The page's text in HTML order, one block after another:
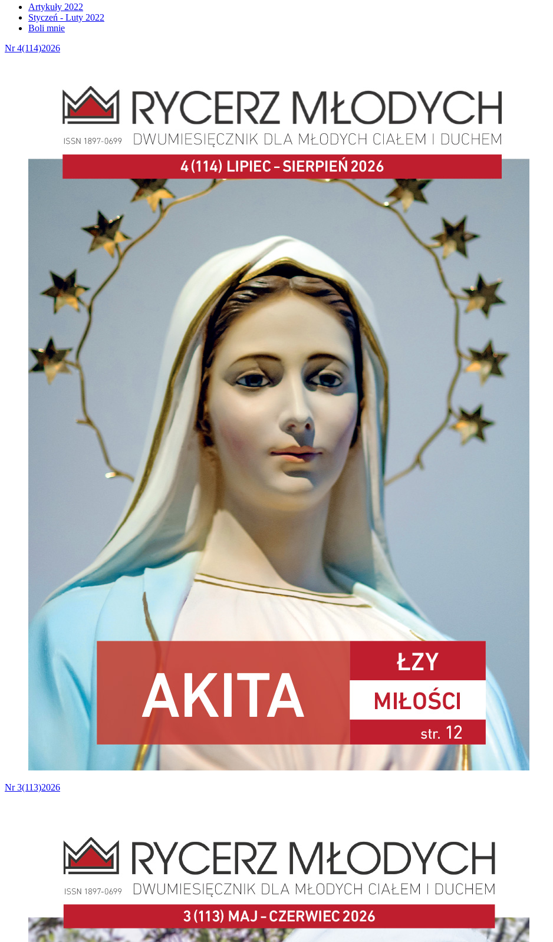
Artykuły 2022
Styczeń - Luty 2022
Boli mnie
Nr 4(114)2026
Nr 3(113)2026